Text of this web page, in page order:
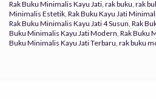
Rak Buku Minimalis Kayu Jati, rak buku, rak
Minimalis Estetik, Rak Buku Kayu Jati
Rak Buku Minimalis Kayu Jati 4 Susun, Rak
Buku Minimalis Kayu Jati Modern, Rak Buku
Buku Minimalis Kayu Jati Terbaru, rak buku